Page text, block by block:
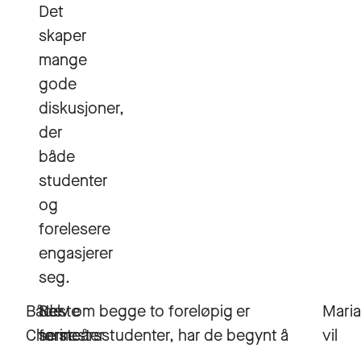
Det
skaper
mange
gode
diskusjoner,
der
både
studenter
og
forelesere
engasjerer
seg.
Både
Cherine
Neste
semester
Selv om begge to foreløpig er
førsteårsstudenter, har de begynt å
vil